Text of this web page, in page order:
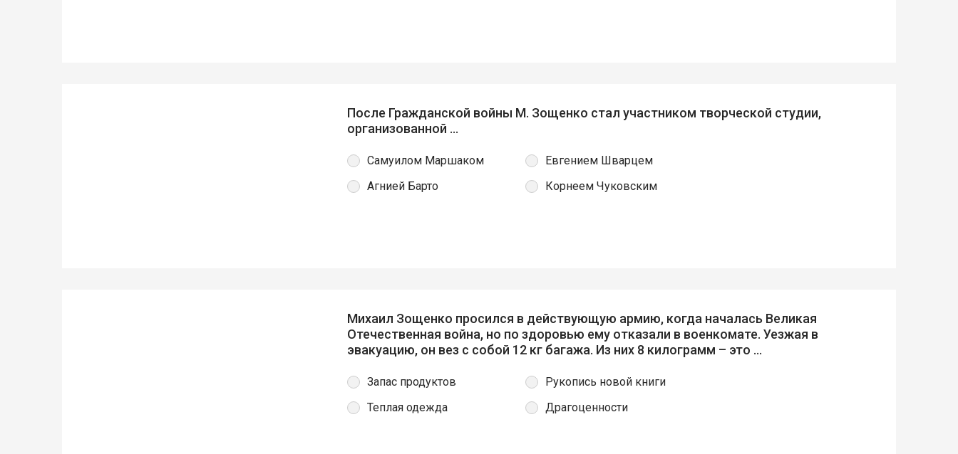
После Гражданской войны М. Зощенко стал участником творческой студии,
организованной …
Самуилом Маршаком
Агнией Барто
Евгением Шварцем
Корнеем Чуковским
Михаил Зощенко просился в действующую армию, когда началась Великая
Отечественная война, но по здоровью ему отказали в военкомате. Уезжая в
эвакуацию, он вез с собой 12 кг багажа. Из них 8 килограмм – это …
Запас продуктов
Теплая одежда
Рукопись новой книги
Драгоценности